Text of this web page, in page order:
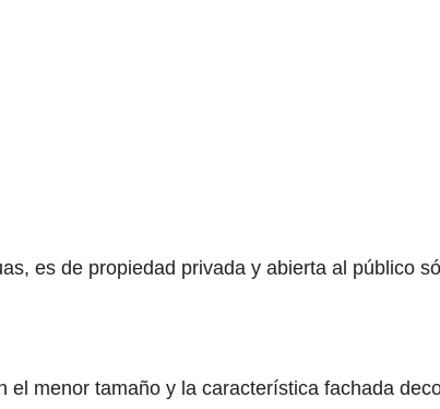
es de propiedad privada y abierta al público
menor tamaño y la característica fachada